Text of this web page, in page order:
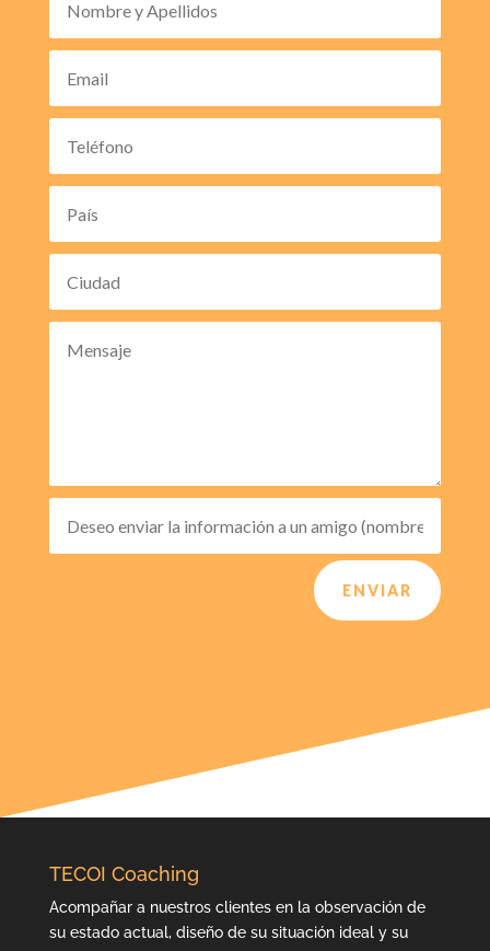
ENVIAR
TECOI Coaching
Acompañar a nuestros clientes en la observación de
su estado actual, diseño de su situación ideal y su